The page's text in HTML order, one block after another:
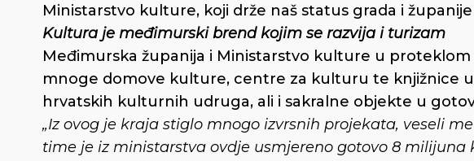
Ministarstvo kulture, koji drže naš status grada i
Kultura je međimurski brend kojim se razvija i turizam
Međimurska županija i Ministarstvo kulture u
mnoge domove kulture, centre za kulturu te knjižnice u
hrvatskih kulturnih udruga, ali i sakralne objekte u
„Iz ovog je kraja stiglo mnogo izvrsnih projekata, veseli
time je iz ministarstva ovdje usmjereno gotovo 8 milijuna